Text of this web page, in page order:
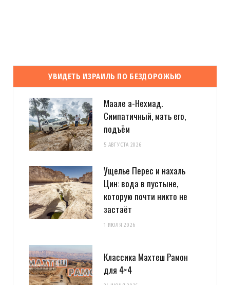
УВИДЕТЬ ИЗРАИЛЬ ПО БЕЗДОРОЖЬЮ
Маале а-Нехмад.
Симпатичный, мать его,
подъём
5 АВГУСТА 2026
Ущелье Перес и нахаль
Цин: вода в пустыне,
которую почти никто не
застаёт
1 ИЮЛЯ 2026
Классика Махтеш Рамон
для 4×4